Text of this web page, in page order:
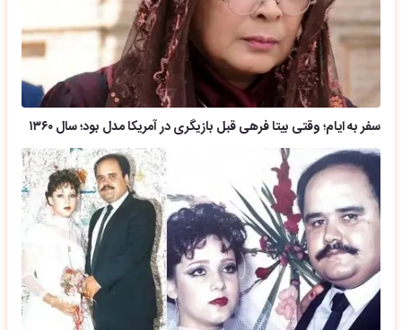
سفر به ایام؛ وقتی بیتا فرهی قبل بازیگری در آمریکا مدل بود؛ سال ۱۳۶۰